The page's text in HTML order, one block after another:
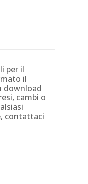
per il
il
download
cambi o
contattaci